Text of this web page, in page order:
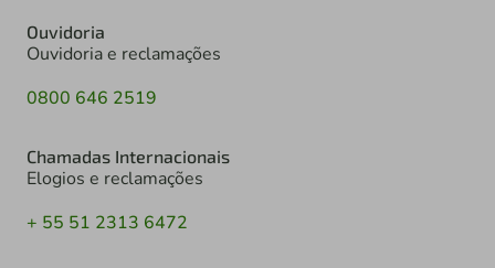
Ouvidoria
Ouvidoria e reclamações
0800 646 2519
Chamadas Internacionais
Elogios e reclamações
+ 55 51 2313 6472